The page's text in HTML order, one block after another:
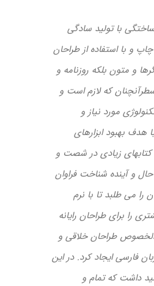
با تولید سادگی
و با استفاده از طراحان
و متون بلکه روزنامه و
که لازم است و
مورد نیاز و
هدف بهبود ابزارهای
کتابهای زیادی در شصت و
و آینده شناخت فراوان
می طلبد تا با نرم
را برای طراحان رایانه
الخصوص طراحان خلاقی و
فارسی ایجاد کرد. در این
داشت که تمام و